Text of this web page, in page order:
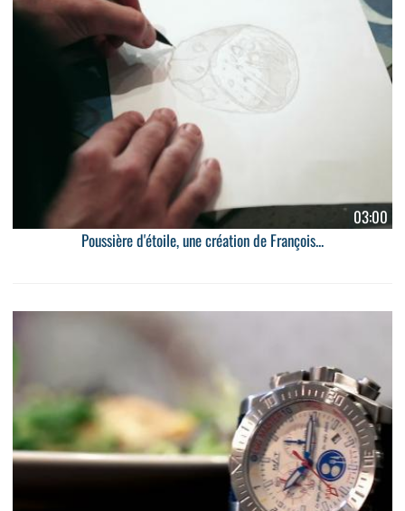
03:00
Poussière d'étoile, une création de François...